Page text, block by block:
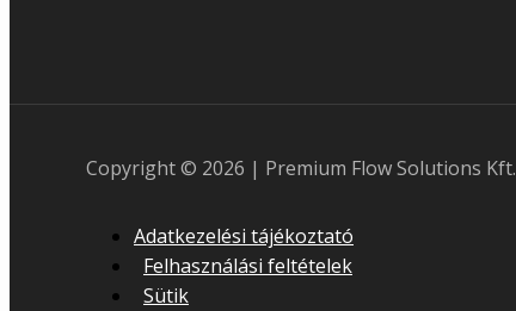
Copyright © 2026 | Premium Flow Solutions Kft.
Adatkezelési tájékoztató
Felhasználási feltételek
Sütik